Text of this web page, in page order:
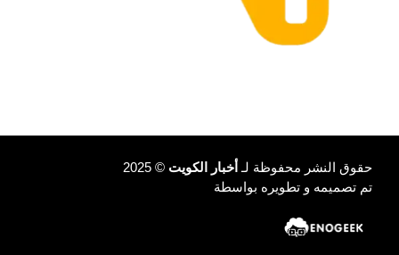
حقوق النشر محفوظة لـ أخبار الكويت © 2025
تم تصميمه و تطويره بواسطة